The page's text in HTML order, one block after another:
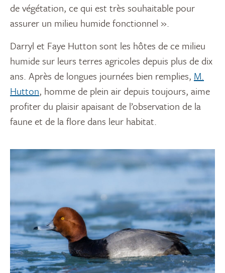
de végétation, ce qui est très souhaitable pour
assurer un milieu humide fonctionnel ».
Darryl et Faye Hutton sont les hôtes de ce milieu
humide sur leurs terres agricoles depuis plus de dix
ans. Après de longues journées bien remplies, M.
Hutton, homme de plein air depuis toujours, aime
profiter du plaisir apaisant de l’observation de la
faune et de la flore dans leur habitat.